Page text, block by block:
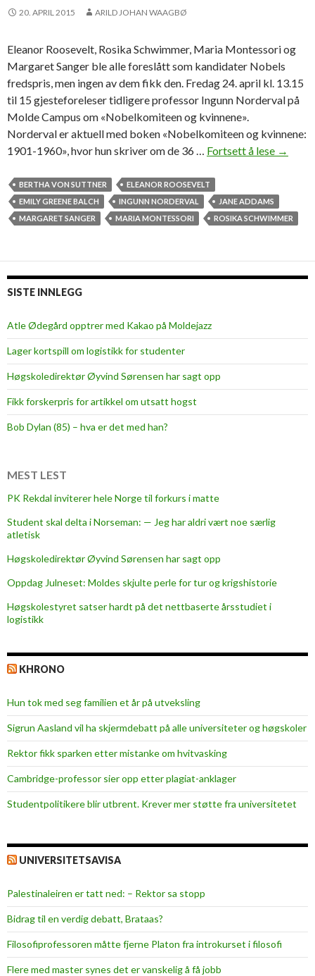
20. APRIL 2015 ARILD JOHAN WAAGBØ
Eleanor Roosevelt, Rosika Schwimmer, Maria Montessori og
Margaret Sanger ble alle foreslått som kandidater Nobels
fredspris, men ingen av dem fikk den. Fredag 24. april kl. 13.15
til 15 gjesteforeleser tidligere professor Ingunn Norderval på
Molde Campus om «Nobelkomiteen og kvinnene».
Norderval er aktuell med boken «Nobelkomiteen og kvinnene:
1901-1960», hvor hun skriver om de 36 … Fortsett å lese K
n
i
e
→
BERTHA VON SUTTNER
ELEANOR ROOSEVELT
EMILY GREENE BALCH
INGUNN NORDERVAL
JANE ADDAMS
MARGARET SANGER
MARIA MONTESSORI ROSIKA SCHWIMMER
SISTE INNLEGG
Atle Ødegård opptrer med Kakao på Moldejazz
Lager kortspill om logistikk for studenter
Høgskoledirektør Øyvind Sørensen har sagt opp
Fikk forskerpris for artikkel om utsatt hogst
Bob Dylan (85) – hva er det med han?
MEST LEST
PK Rekdal inviterer hele Norge til forkurs i matte
Student skal delta i Norseman: — Jeg har aldri vært noe særlig
atletisk
Høgskoledirektør Øyvind Sørensen har sagt opp
Oppdag Julneset: Moldes skjulte perle for tur og krigshistorie
Høgskolestyret satser hardt på det nettbaserte årsstudiet i
logistikk
KHRONO
Hun tok med seg familien et år på utveksling
Sigrun Aasland vil ha skjerm­debatt på alle universiteter og høgskoler
Rektor fikk sparken etter mistanke om hvitvasking
Cambridge-professor sier opp etter plagiat-anklager
Studentpolitikere blir utbrent. Krever mer støtte fra universitetet
UNIVERSITETSAVISA
Palestinaleiren er tatt ned: – Rektor sa stopp
Bidrag til en verdig debatt, Brataas?
Filosofiprofessoren måtte fjerne Platon fra introkurset i filosofi
Flere med master synes det er vanskelig å få jobb